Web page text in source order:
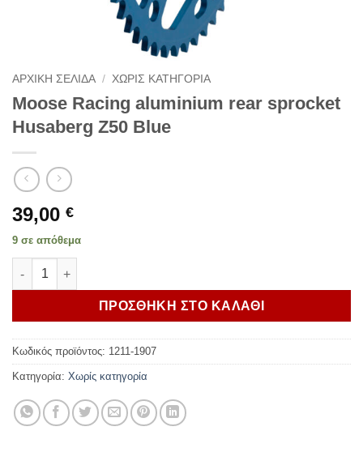
ΑΡΧΙΚΗ ΣΕΛΙΔΑ / ΧΩΡΙΣ ΚΑΤΗΓΟΡΙΑ
Moose Racing aluminium rear sprocket
Husaberg Z50 Blue
39,00 €
9 σε απόθεμα
Moose Racing aluminium rear sprocket Husaberg Z50 Blue
ΠΡΟΣΘΗΚΗ ΣΤΟ ΚΑΛΑΘΙ
Κωδικός προϊόντος: 1211-1907
Κατηγορία: Χωρίς κατηγορία